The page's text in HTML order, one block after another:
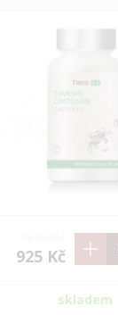
925 Kč
skladem